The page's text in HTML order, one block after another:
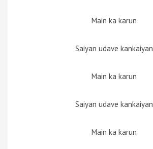
Main ka karun
Saiyan udave kankaiyan
Main ka karun
Saiyan udave kankaiyan
Main ka karun